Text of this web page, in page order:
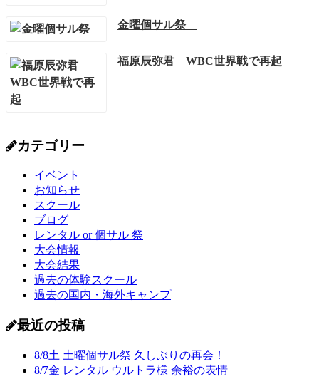
金曜個サル祭
福原辰弥君 WBC世界戦で再起
カテゴリー
イベント
お知らせ
スクール
ブログ
レンタル or 個サル 祭
大会情報
大会結果
過去の体験スクール
過去の国内・海外キャンプ
最近の投稿
8/8土 土曜個サル祭 久しぶりの再会！
8/7金 レンタル ウルトラ様 余裕の表情